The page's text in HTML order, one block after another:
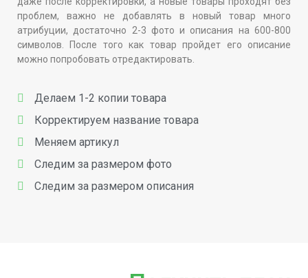
проблем, важно не добавлять в новый товар много
атрибуции, достаточно 2-3 фото и описания на 600-800
символов. После того как товар пройдет его описание
можно попробовать отредактировать.
Делаем 1-2 копии товара
Корректируем название товара
Меняем артикул
Следим за размером фото
Следим за размером описания